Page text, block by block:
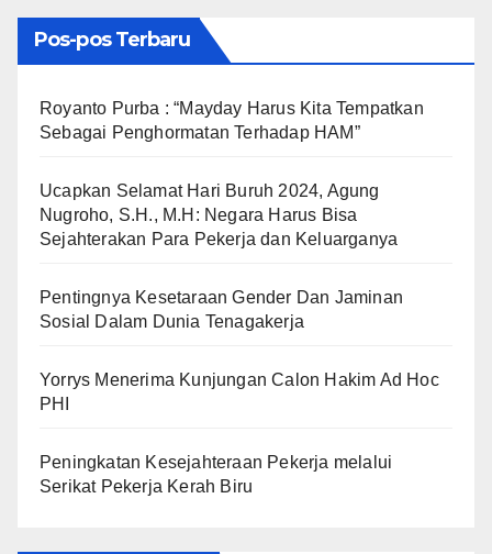
Pos-pos Terbaru
Royanto Purba : “Mayday Harus Kita Tempatkan
Sebagai Penghormatan Terhadap HAM”
Ucapkan Selamat Hari Buruh 2024, Agung
Nugroho, S.H., M.H: Negara Harus Bisa
Sejahterakan Para Pekerja dan Keluarganya
Pentingnya Kesetaraan Gender Dan Jaminan
Sosial Dalam Dunia Tenagakerja
Yorrys Menerima Kunjungan Calon Hakim Ad Hoc
PHI
Peningkatan Kesejahteraan Pekerja melalui
Serikat Pekerja Kerah Biru